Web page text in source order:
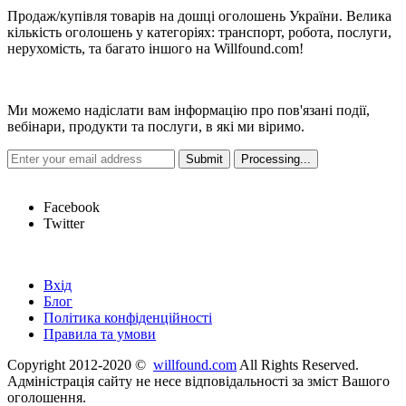
Продаж/купівля товарів на дошці оголошень України. Велика
кількість оголошень у категоріях: транспорт, робота, послуги,
нерухомість, та багато іншого на Willfound.com!
Ми можемо надіслати вам інформацію про пов'язані події,
вебінари, продукти та послуги, в які ми віримо.
Facebook
Twitter
Вхід
Блог
Політика конфіденційності
Правила та умови
Copyright 2012-2020 © willfound.com All Rights Reserved.
Адміністрація сайту не несе відповідальності за зміст Вашого
оголошення.